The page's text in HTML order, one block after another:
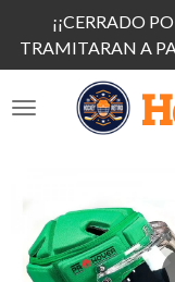
al
contenido
principal
¡¡CERRADO
TRAMITARAN A